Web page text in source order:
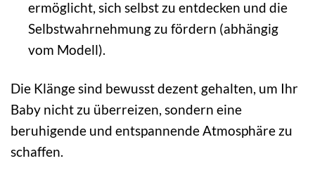
ermöglicht, sich selbst zu entdecken und die
Selbstwahrnehmung zu fördern (abhängig
vom Modell).
Die Klänge sind bewusst dezent gehalten, um Ihr
Baby nicht zu überreizen, sondern eine
beruhigende und entspannende Atmosphäre zu
schaffen.